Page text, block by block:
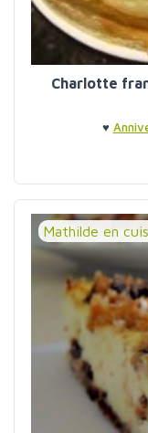
Charlotte
♥
Mathilde en